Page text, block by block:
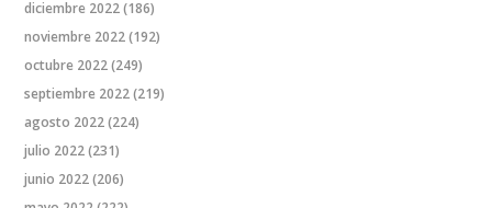
diciembre 2022(186)
noviembre 2022(192)
octubre 2022(249)
septiembre 2022(219)
agosto 2022(224)
julio 2022(231)
junio 2022(206)